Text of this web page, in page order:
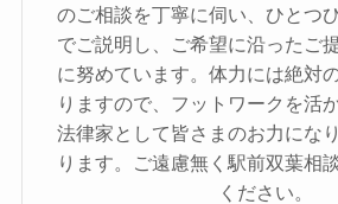
のご相談を丁寧に伺い、ひとつ
でご説明し、ご希望に沿ったご
に努めています。体力には絶対
りますので、フットワークを活
法律家として皆さまのお力にな
ります。ご遠慮無く駅前双葉相
ください。